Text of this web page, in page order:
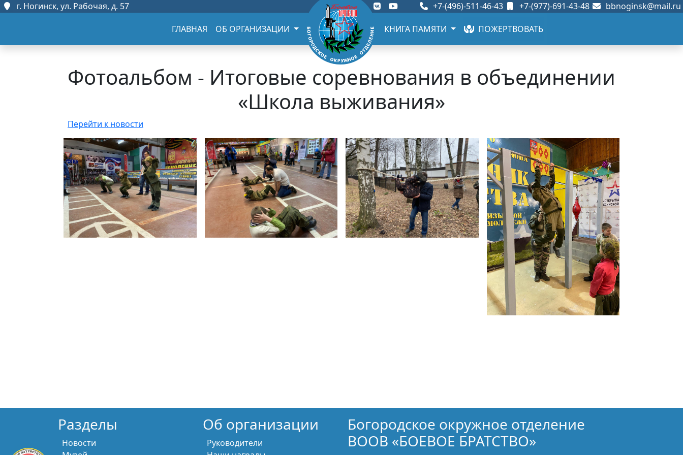
г. Ногинск, ул. Рабочая, д. 57 +7-(496)-511-46-43 +7-(977)-691-43-48 bbnoginsk@mail.ru
ГЛАВНАЯ ОБ ОРГАНИЗАЦИИ КНИГА ПАМЯТИ ПОЖЕРТВОВАТЬ
Фотоальбом - Итоговые соревнования в объединении
«Школа выживания»
Перейти к новости
Разделы
Новости
Об организации
Руководители
Богородское окружное отделение
ВООВ «БОЕВОЕ БРАТСТВО»